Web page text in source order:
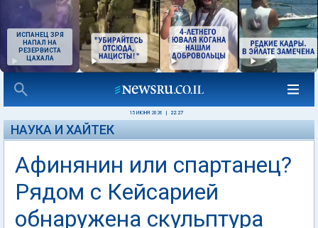
ИСПАНЕЦ ЗРЯ
НАПАЛ НА
РЕЗЕРВИСТА
ЦАХАЛА
15 ИЮНЯ 2026 22:27
НАУКА И ХАЙТЕК
Афинянин или спартанец?
Рядом с Кейсарией
обнаружена скульптура